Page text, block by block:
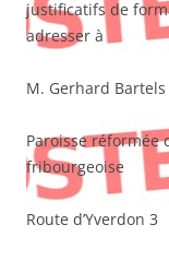
justificatifs de
adresser à
M. Gerhard Bartels
Paroisse réformée
fribourgeoise
Route d’Yverdon 3